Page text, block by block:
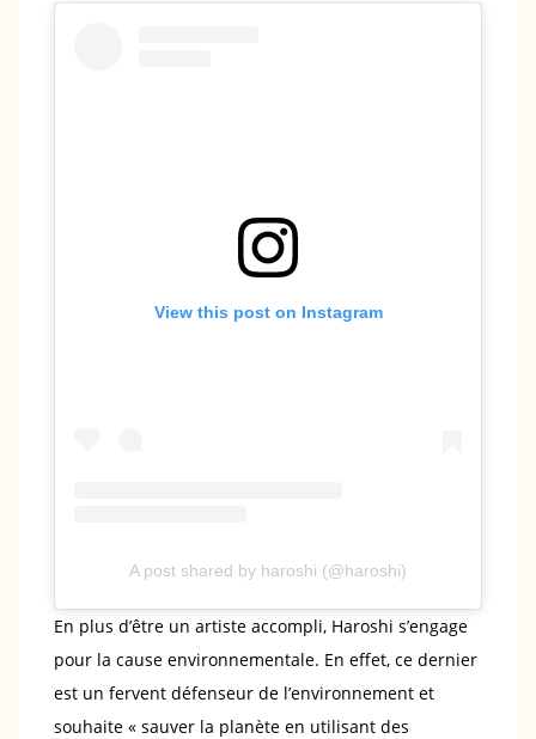
View this post on Instagram
A post shared by haroshi (@haroshi)
En plus d’être un artiste accompli, Haroshi s’engage
pour la cause environnementale. En effet, ce dernier
est un fervent défenseur de l’environnement et
souhaite « sauver la planète en utilisant des